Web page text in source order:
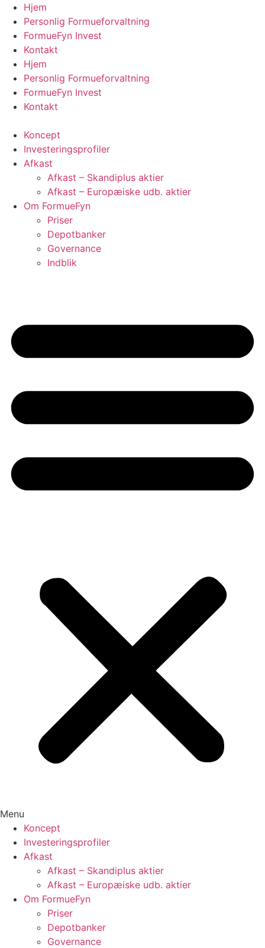
Videre
indhold
Hjem
Personlig Formueforvaltning
FormueFyn Invest
Kontakt
Hjem
Personlig Formueforvaltning
FormueFyn Invest
Kontakt
Koncept
Investeringsprofiler
Afkast
Afkast – Skandiplus aktier
Afkast – Europæiske udb. aktier
Om FormueFyn
Priser
Depotbanker
Governance
Indblik
Menu
Koncept
Investeringsprofiler
Afkast
Afkast – Skandiplus aktier
Afkast – Europæiske udb. aktier
Om FormueFyn
Priser
Depotbanker
Governance